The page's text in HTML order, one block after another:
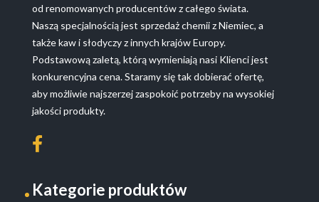
od renomowanych producentów z całego świata.
Naszą specjalnością jest sprzedaż chemii z Niemiec, a
także kaw i słodyczy z innych krajów Europy.
Podstawową zaletą, którą wymieniają nasi Klienci jest
konkurencyjna cena. Staramy się tak dobierać ofertę,
aby możliwie najszerzej zaspokoić potrzeby na wysokiej
jakości produkty.
Kategorie produktów